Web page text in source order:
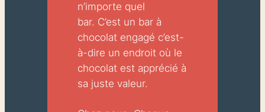
n’importe quel
bar. C’est un bar à
chocolat engagé c’est-
à-dire un endroit où le
chocolat est apprécié à
sa juste valeur.